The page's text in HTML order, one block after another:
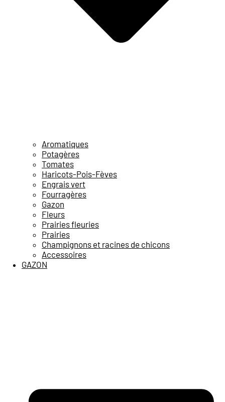
Aromatiques
Potagères
Tomates
Haricots-Pois-Fèves
Engrais vert
Fourragères
Gazon
Fleurs
Prairies fleuries
Prairies
Champignons et racines de chicons
Accessoires
GAZON